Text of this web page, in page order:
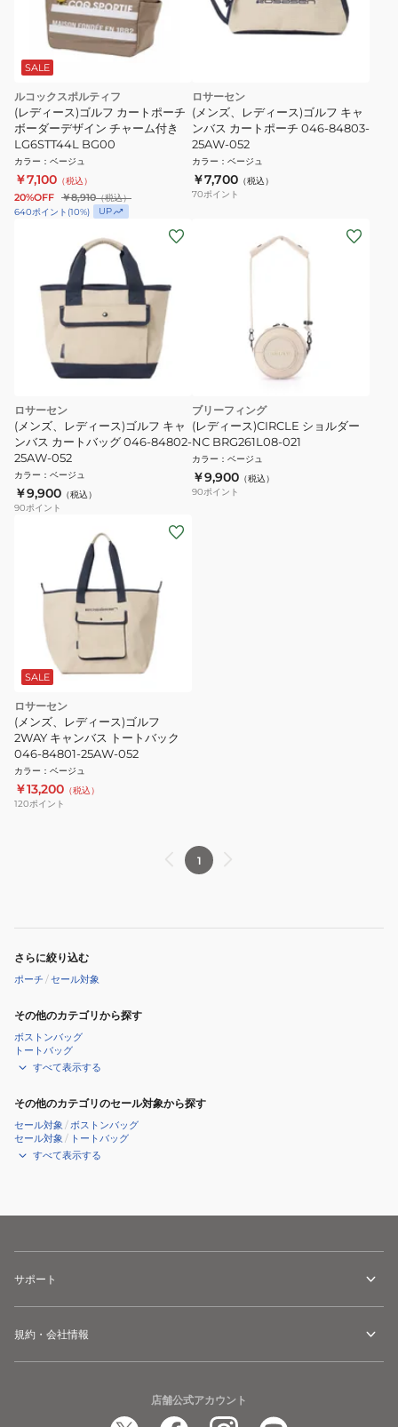
SALE
ルコックスポルティフ
(レディース)ゴルフ カートポーチ
ボーダーデザイン チャーム付き
LG6STT44L BG00
カラー ： ベージュ
￥7,100 （税込）
20%OFF ￥8,910（税込）
640ポイント (10%) UP
ロサーセン
(メンズ、レディース)ゴルフ キャ
ンバス カートポーチ 046-84803-
25AW-052
カラー ： ベージュ
￥7,700 （税込）
70ポイント
ロサーセン
(メンズ、レディース)ゴルフ キャ
ンバス カートバッグ 046-84802-
25AW-052
カラー ： ベージュ
￥9,900 （税込）
90ポイント
ブリーフィング
(レディース)CIRCLE ショルダー
NC BRG261L08-021
カラー ： ベージュ
￥9,900 （税込）
90ポイント
SALE
ロサーセン
(メンズ、レディース)ゴルフ
2WAY キャンバス トートバック
046-84801-25AW-052
カラー ： ベージュ
￥13,200 （税込）
120ポイント
1
さらに絞り込む
ポーチ /セール対象
その他のカテゴリから探す
ボストンバッグ
トートバッグ
すべて表示する
その他のカテゴリのセール対象から探す
セール対象 /ボストンバッグ
セール対象 / トートバッグ
すべて表示する
サポート
規約・会社情報
店舗公式アカウント